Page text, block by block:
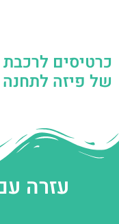
כרטיסים
של פיזה
עזרה